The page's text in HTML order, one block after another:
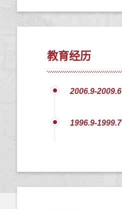
教育经历
2006.9-2009.6
1996.9-1999.7